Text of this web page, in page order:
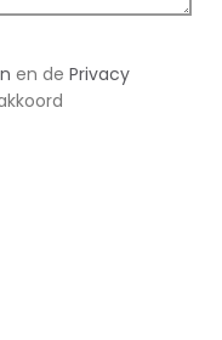
en de Privacy